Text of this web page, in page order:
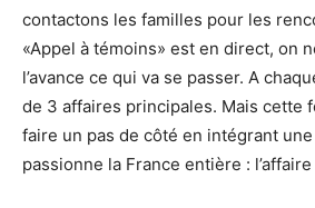
contactons les familles pour les
«Appel à témoins» est en direct, on
l’avance ce qui va se passer. A
de 3 affaires principales. Mais cette
faire un pas de côté en intégrant
passionne la France entière :